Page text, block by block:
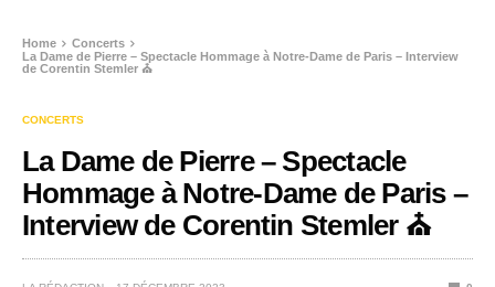
Home
Concerts
La Dame de Pierre – Spectacle Hommage à Notre-Dame de Paris – Interview
de Corentin Stemler ⛪
CONCERTS
La Dame de Pierre – Spectacle
Hommage à Notre-Dame de Paris –
Interview de Corentin Stemler ⛪